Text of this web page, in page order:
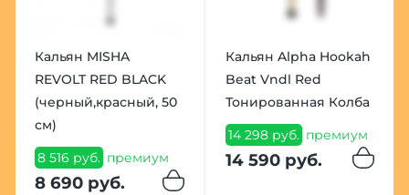
Кальян MISHA
REVOLT RED BLACK
(черный,красный, 50
см)
8 516 руб. премиум
8 690 руб.
Кальян Alpha Hookah
Beat Vndl Red
Тонированная Колба
14 298 руб. премиум
14 590 руб.